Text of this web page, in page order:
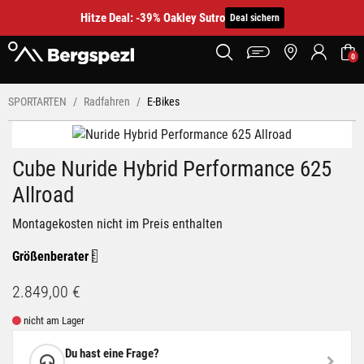
Hitze Deal: -39% Oakley Sutro Deal sichern
0
SPORTARTEN Radfahren E-Bikes
Cube Nuride Hybrid Performance 625
Allroad
Montagekosten nicht im Preis enthalten
Größenberater
2.849,00 €
nicht am Lager
Du hast eine Frage?